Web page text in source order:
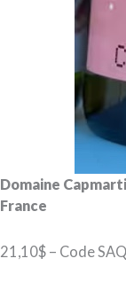
Domaine
France
21,10$ – Code SAQ